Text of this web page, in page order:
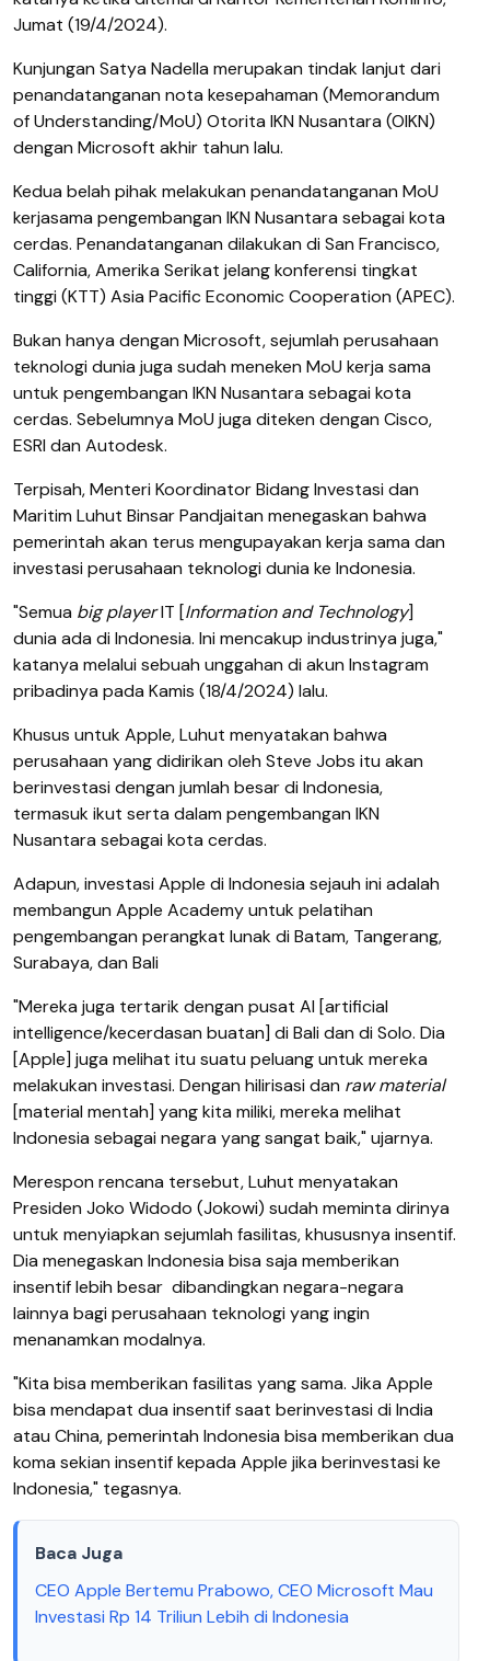
Jumat (19/4/2024).
Kunjungan Satya Nadella merupakan tindak lanjut dari
penandatanganan nota kesepahaman (Memorandum
of Understanding/MoU) Otorita IKN Nusantara (OIKN)
dengan Microsoft akhir tahun lalu.
Kedua belah pihak melakukan penandatanganan MoU
kerjasama pengembangan IKN Nusantara sebagai kota
cerdas. Penandatanganan dilakukan di San Francisco,
California, Amerika Serikat jelang konferensi tingkat
tinggi (KTT) Asia Pacific Economic Cooperation (APEC).
Bukan hanya dengan Microsoft, sejumlah perusahaan
teknologi dunia juga sudah meneken MoU kerja sama
untuk pengembangan IKN Nusantara sebagai kota
cerdas. Sebelumnya MoU juga diteken dengan Cisco,
ESRI dan Autodesk.
Terpisah, Menteri Koordinator Bidang Investasi dan
Maritim Luhut Binsar Pandjaitan menegaskan bahwa
pemerintah akan terus mengupayakan kerja sama dan
investasi perusahaan teknologi dunia ke Indonesia.
"Semua big playerIT [Information and Technology]
dunia ada di Indonesia. Ini mencakup industrinya juga,"
katanya melalui sebuah unggahan di akun Instagram
pribadinya pada Kamis (18/4/2024) lalu.
Khusus untuk Apple, Luhut menyatakan bahwa
perusahaan yang didirikan oleh Steve Jobs itu akan
berinvestasi dengan jumlah besar di Indonesia,
termasuk ikut serta dalam pengembangan IKN
Nusantara sebagai kota cerdas.
Adapun, investasi Apple di Indonesia sejauh ini adalah
membangun Apple Academy untuk pelatihan
pengembangan perangkat lunak di Batam, Tangerang,
Surabaya, dan Bali
"Mereka juga tertarik dengan pusat AI [artificial
intelligence/kecerdasan buatan] di Bali dan di Solo. Dia
[Apple] juga melihat itu suatu peluang untuk mereka
melakukan investasi. Dengan hilirisasi dan raw material
[material mentah] yang kita miliki, mereka melihat
Indonesia sebagai negara yang sangat baik," ujarnya.
Merespon rencana tersebut, Luhut menyatakan
Presiden Joko Widodo (Jokowi) sudah meminta dirinya
untuk menyiapkan sejumlah fasilitas, khususnya insentif.
Dia menegaskan Indonesia bisa saja memberikan
insentif lebih besar dibandingkan negara-negara
lainnya bagi perusahaan teknologi yang ingin
menanamkan modalnya.
"Kita bisa memberikan fasilitas yang sama. Jika Apple
bisa mendapat dua insentif saat berinvestasi di India
atau China, pemerintah Indonesia bisa memberikan dua
koma sekian insentif kepada Apple jika berinvestasi ke
Indonesia," tegasnya.
Baca Juga
CEO Apple Bertemu Prabowo, CEO Microsoft Mau
Investasi Rp 14 Triliun Lebih di Indonesia